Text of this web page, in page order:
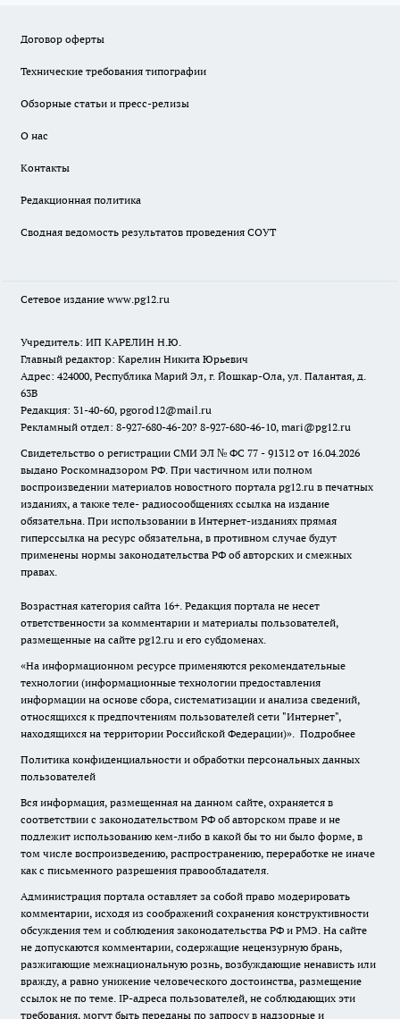
Договор оферты
Технические требования типографии
Обзорные статьи и пресс-релизы
О нас
Контакты
Редакционная политика
Сводная ведомость результатов проведения СОУТ
Сетевое издание www.pg12.ru
Учредитель: ИП КАРЕЛИН Н.Ю.
Главный редактор: Карелин Никита Юрьевич
Адрес: 424000, Республика Марий Эл, г. Йошкар-Ола, ул. Палантая, д.
63В
Редакция: 31-40-60, pgorod12@mail.ru
Рекламный отдел: 8-927-680-46-20? 8-927-680-46-10, mari@pg12.ru
Свидетельство о регистрации СМИ ЭЛ № ФС 77 - 91312 от 16.04.2026
выдано Роскомнадзором РФ. При частичном или полном
воспроизведении материалов новостного портала pg12.ru в печатных
изданиях, а также теле- радиосообщениях ссылка на издание
обязательна. При использовании в Интернет-изданиях прямая
гиперссылка на ресурс обязательна, в противном случае будут
применены нормы законодательства РФ об авторских и смежных
правах.
Возрастная категория сайта 16+. Редакция портала не несет
ответственности за комментарии и материалы пользователей,
размещенные на сайте pg12.ru и его субдоменах.
«На информационном ресурсе применяются рекомендательные
технологии (информационные технологии предоставления
информации на основе сбора, систематизации и анализа сведений,
относящихся к предпочтениям пользователей сети "Интернет",
находящихся на территории Российской Федерации)». Подробнее
Политика конфиденциальности и обработки персональных данных
пользователей
Вся информация, размещенная на данном сайте, охраняется в
соответствии с законодательством РФ об авторском праве и не
подлежит использованию кем-либо в какой бы то ни было форме, в
том числе воспроизведению, распространению, переработке не иначе
как с письменного разрешения правообладателя.
Администрация портала оставляет за собой право модерировать
комментарии, исходя из соображений сохранения конструктивности
обсуждения тем и соблюдения законодательства РФ и РМЭ. На сайте
не допускаются комментарии, содержащие нецензурную брань,
разжигающие межнациональную рознь, возбуждающие ненависть или
вражду, а равно унижение человеческого достоинства, размещение
ссылок не по теме. IP-адреса пользователей, не соблюдающих эти
требования, могут быть переданы по запросу в надзорные и